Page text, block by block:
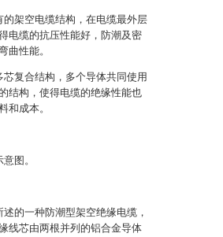
架空电缆结构，在电缆最外层
电缆的抗压性能好，防潮及密
曲性能。
复合结构，多个导体共同使用
结构，使得电缆的绝缘性能也
和成本。
图。
的一种防潮型架空绝缘电缆，
线芯由两根并列的铝合金导体